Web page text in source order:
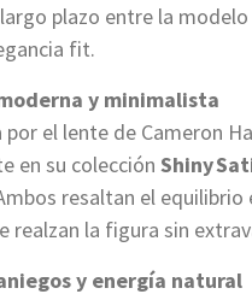
plazo entre la
fit.
y minimalista
por el lente de Cameron
en su colección Shiny
resaltan el
realzan la figura sin
y energía natural